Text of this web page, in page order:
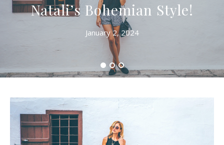
Natali’s Bohemian Style!
January 2, 2024